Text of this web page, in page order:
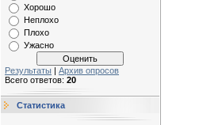
Хорошо
Неплохо
Плохо
Ужасно
Результаты | Архив опросов
Всего ответов: 20
Статистика